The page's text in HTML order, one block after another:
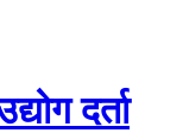
दर्ता